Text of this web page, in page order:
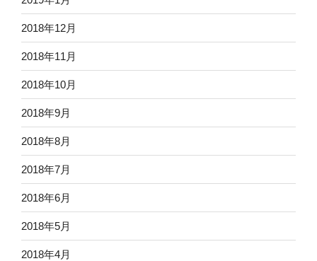
2018年12月
2018年11月
2018年10月
2018年9月
2018年8月
2018年7月
2018年6月
2018年5月
2018年4月